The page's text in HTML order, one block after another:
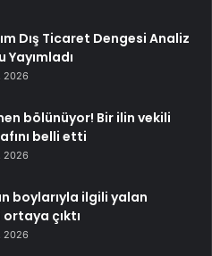
Dış Ticaret Dengesi Analiz
Yayımladı
2026
bölünüyor! Bir ilin vekili
belli etti
2026
boylarıyla ilgili yalan
çıktı
2026